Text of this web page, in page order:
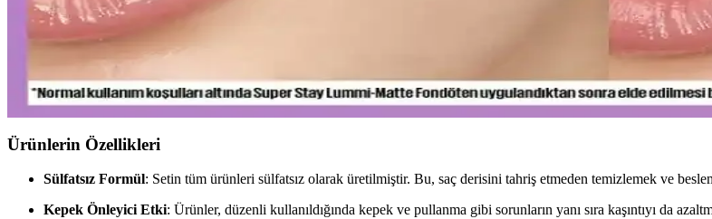
Diş macunu ve diş fırçası, ağız hijyeninin temel taşlarıdır. Florür içeren ürünler dişleri güçlendirir, düzenli kullanım sağlıklı
Uzun Süre Kalıcı ve Doğal Mat Fondötenler: Günlük Kullanım İçin En İyi Seçenekler ve
Kalıcı ve doğal görünüm sunan mat fondötenler, suya ve tere dayanıklı formülleriyle gün boyu tazelik sağlar. Cilt tipine
Ürünlerin Özellikleri
Sülfatsız Formül: Setin tüm ürünleri sülfatsız olarak üretilmiştir. Bu, saç derisini tahriş etmeden temizlemek ve
Kepek Önleyici Etki: Ürünler, düzenli kullanıldığında kepek ve pullanma gibi sorunların yanı sıra kaşıntıyı da